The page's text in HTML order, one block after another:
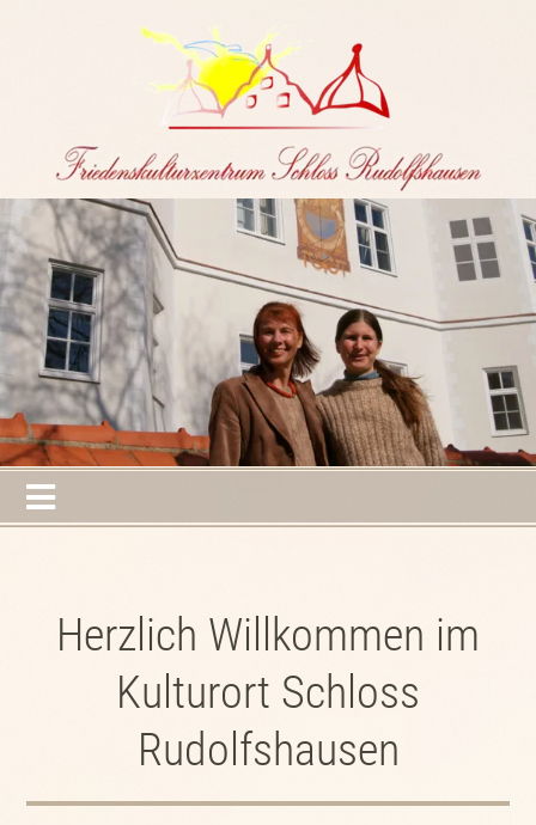
Herzlich Willkommen im
Kulturort Schloss
Rudolfshausen